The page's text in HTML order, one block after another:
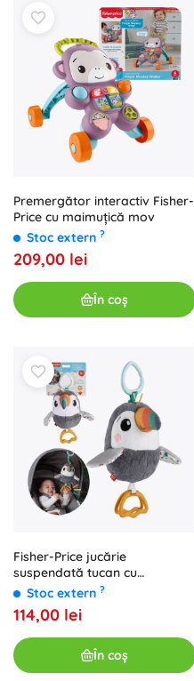
Premergător interactiv Fisher-
Price cu maimuțică mov
Stoc extern ?
209,00 lei
În coș
Fisher-Price jucărie
suspendată tucan cu
zornăitoare și aripioare
Stoc extern ?
114,00 lei
În coș